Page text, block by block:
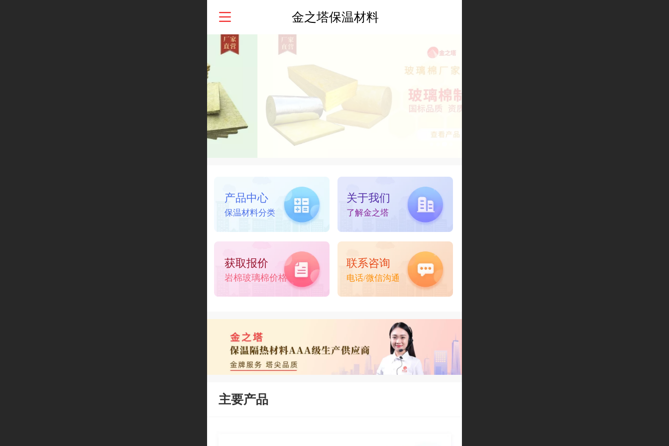
金之塔保温材料
产品中心
保温材料分类
关于我们
了解金之塔
获取报价
岩棉玻璃棉价格
联系咨询
电话/微信沟通
主要产品